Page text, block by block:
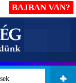
BAJBAN VAN?